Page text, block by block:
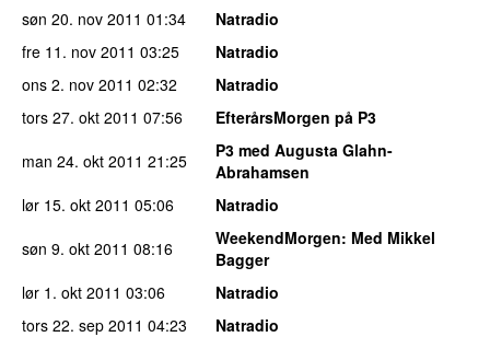
søn 20. nov 2011 01:34
Natradio
fre 11. nov 2011 03:25
Natradio
ons 2. nov 2011 02:32
Natradio
tors 27. okt 2011 07:56
EfterårsMorgen på P3
man 24. okt 2011 21:25
P3 med Augusta Glahn-
Abrahamsen
lør 15. okt 2011 05:06
Natradio
søn 9. okt 2011 08:16 WeekendMorgen: Med Mikkel
Bagger
lør 1. okt 2011 03:06
Natradio
tors 22. sep 2011 04:23
Natradio